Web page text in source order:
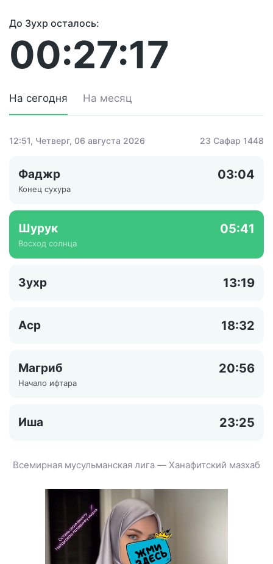
До Зухр осталось:
00:27:17
На сегодня На месяц
12:51, Четверг, 06 августа 2026 23 Сафар 1448
Фаджр 03:04
Конец сухура
Шурук 05:41
Восход солнца
Зухр 13:19
Аср 18:32
Магриб 20:56
Начало ифтара
Иша 23:25
Всемирная мусульманская лига — Ханафитский мазхаб